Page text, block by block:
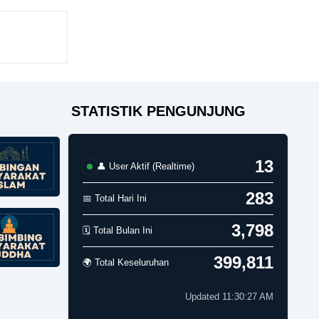
STATISTIK PENGUNJUNG
👤 User Aktif (Realtime) 13
📅 Total Hari Ini 283
🗓️ Total Bulan Ini 3,798
🌍 Total Keseluruhan 399,811
Updated 11:30:27 AM